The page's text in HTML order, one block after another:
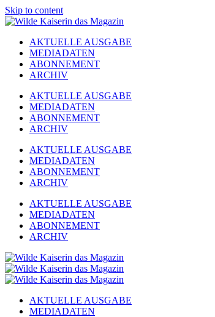
Skip to content
AKTUELLE AUSGABE
MEDIADATEN
ABONNEMENT
ARCHIV
AKTUELLE AUSGABE
MEDIADATEN
ABONNEMENT
ARCHIV
AKTUELLE AUSGABE
MEDIADATEN
ABONNEMENT
ARCHIV
AKTUELLE AUSGABE
MEDIADATEN
ABONNEMENT
ARCHIV
AKTUELLE AUSGABE
MEDIADATEN